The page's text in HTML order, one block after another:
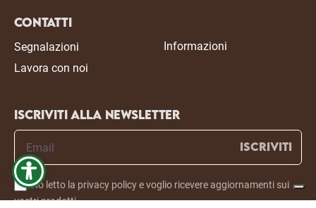
Contatti
Segnalazioni
Lavora con noi
Informazioni
Iscriviti alla newsletter
ISCRIVITI
Ho letto la privacy policy e voglio ricevere aggiornamenti sui
vostri prodotti.